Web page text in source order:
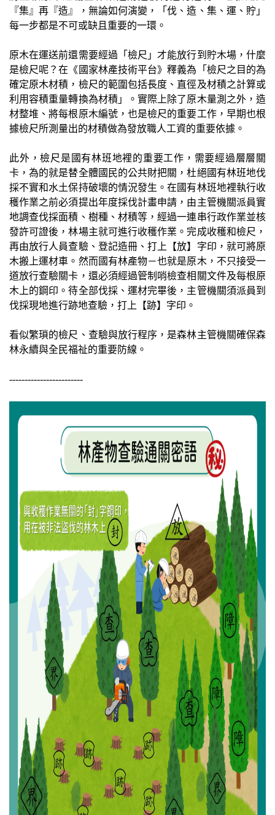
『集』再『造』，無論如何演變，「伐、造、集、運、貯」
每一步都是不可或缺且重要的一環。
原木在運送前還需要經過「檢尺」才能放行到貯木場，什麼
是檢尺呢？在《國家林產技術平台》釋義為「檢尺之目的為
確定原木材積，檢尺的範圍包括長度、直徑及材積之計算或
利用容積重量轉換為材積」。實際上除了原木量測之外，造
材整堆、將每根原木編號，也是檢尺的重要工作，早期也根
據檢尺所測量出的材積做為發放職人工資的重要依據。
此外，檢尺是國有林班地裡的重要工作，需要經過層層關
卡，為的就是替全體國民的公共財把關，杜絕國有林班地伐
採不實和水土保持破壞的情況發生。在國有林班地裡執行收
穫作業之前必須提出年度採伐計畫申請，由主管機關派員實
地調查伐採面積、樹種、材積等，經過一連串行政作業並核
發許可證後，林場主就可進行收穫作業。完成收穫和檢尺，
再由放行人員查驗、登記造冊、打上【放】字印，就可將原
木搬上運材車。然而國有林產物－也就是原木，不只接受一
道放行查驗關卡，還必須經過管制哨檢查相關文件及每根原
木上的鋼印。待全部伐採、運材完畢後，主管機關須派員到
伐採現地進行跡地查驗，打上【跡】字印。
看似繁瑣的檢尺、查驗與放行程序，是森林主管機關確保森
林永續與全民福祉的重要防線。
------------------------